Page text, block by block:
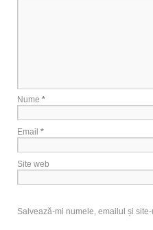
Nume *
Email *
Site web
Salvează-mi numele, emailul și